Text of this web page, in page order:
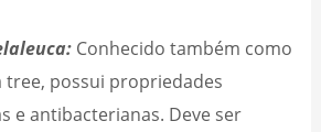
Conhecido também como
tree, possui propriedades
e antibacterianas. Deve ser